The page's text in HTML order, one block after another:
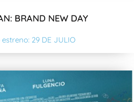
BRAND NEW DAY
29 DE JULIO